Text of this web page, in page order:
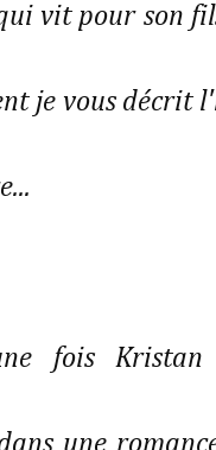
vit pour son
je vous décrit
fois Kristan